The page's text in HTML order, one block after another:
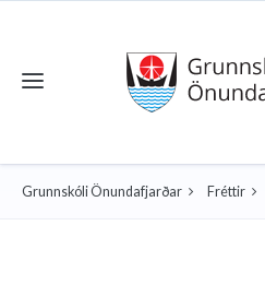
Toggle navigation
Grunnskóli Önundafjarðar Fréttir